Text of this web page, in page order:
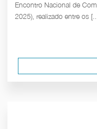
Encontro Nacional de
2025), realizado entre os